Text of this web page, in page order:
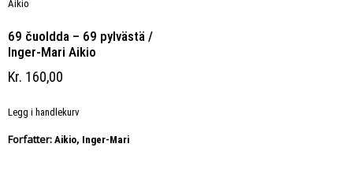
69 čuoldda – 69 pylvästä /
Inger-Mari Aikio
Kr 160,00
Legg i handlekurv
Forfatter: Aikio, Inger-Mari